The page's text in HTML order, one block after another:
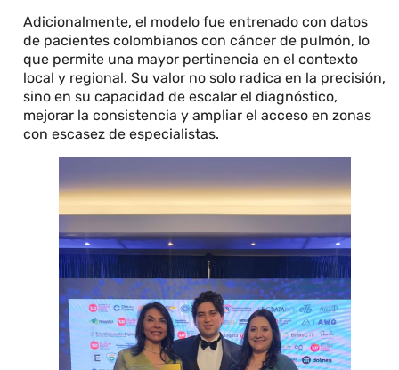
Adicionalmente, el modelo fue entrenado con datos
de pacientes colombianos con cáncer de pulmón, lo
que permite una mayor pertinencia en el contexto
local y regional. Su valor no solo radica en la precisión,
sino en su capacidad de escalar el diagnóstico,
mejorar la consistencia y ampliar el acceso en zonas
con escasez de especialistas.